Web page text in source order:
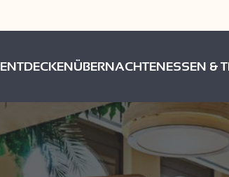
ENTDECKENÜBERNACHTENESSEN &